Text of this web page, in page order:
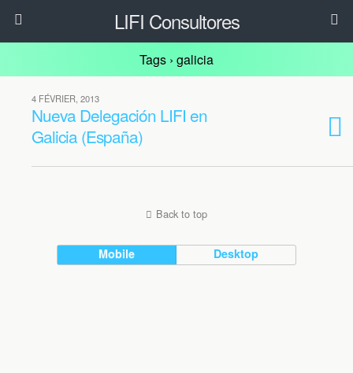
LIFI Consultores
Tags › galicia
4 FÉVRIER, 2013
Nueva Delegación LIFI en
Galicia (España)
Back to top
Mobile Desktop